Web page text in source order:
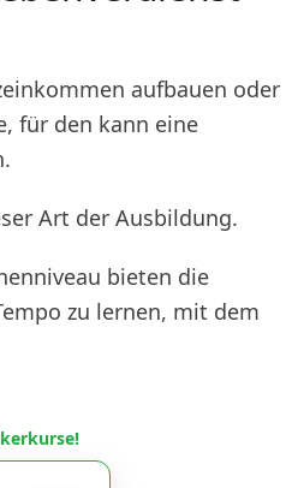
aufbauen oder
für den kann eine
Art der Ausbildung.
bieten die
zu lernen, mit dem